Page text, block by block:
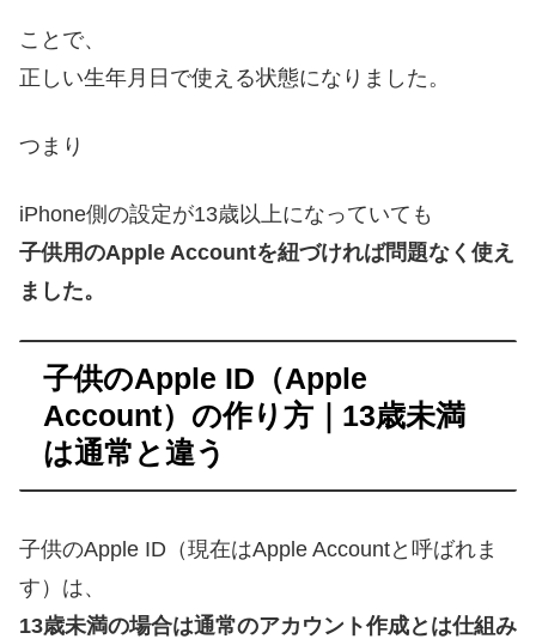
ことで、
正しい生年月日で使える状態になりました。
つまり
iPhone側の設定が13歳以上になっていても
子供用のApple Accountを紐づければ問題なく使え
ました。
子供のApple ID（Apple
Account）の作り方｜13歳未満
は通常と違う
子供のApple ID（現在はApple Accountと呼ばれま
す）は、
13歳未満の場合は通常のアカウント作成とは仕組み